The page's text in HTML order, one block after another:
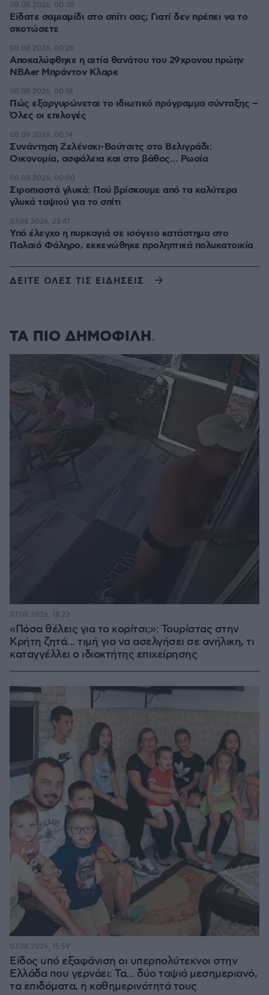
Είδατε σαμιαμίδι στο σπίτι σας; Γιατί δεν πρέπει να το
σκοτώσετε
08.08.2026, 00:30
Αποκαλύφθηκε η αιτία θανάτου του 29χρονου πρώην
NBAer Μπράντον Κλαρκ
08.08.2026, 00:28
Πώς εξαργυρώνεται το ιδιωτικό πρόγραμμα σύνταξης –
Όλες οι επιλογές
08.08.2026, 00:18
Συνάντηση Ζελένσκι-Βούτσιτς στο Βελιγράδι:
Οικονομία, ασφάλεια και στο βάθος... Ρωσία
08.08.2026, 00:14
Σιροπιαστά γλυκά: Πού βρίσκουμε από τα καλύτερα
γλυκά ταψιού για το σπίτι
08.08.2026, 00:00
Υπό έλεγχο η πυρκαγιά σε ισόγειο κατάστημα στο
Παλαιό Φάληρο, εκκενώθηκε προληπτικά πολυκατοικία
07.08.2026, 23:47
ΔΕΙΤΕ ΟΛΕΣ ΤΙΣ ΕΙΔΗΣΕΙΣ
ΤΑ ΠΙΟ ΔΗΜΟΦΙΛΗ
«Πόσα θέλεις για το κορίτσι;»: Τουρίστας στην
Κρήτη ζητά... τιμή για να ασελγήσει σε ανήλικη, τι
καταγγέλλει ο ιδιοκτήτης επιχείρησης
07.08.2026, 18:22
Είδος υπό εξαφάνιση οι υπερπολύτεκνοι στην
Ελλάδα που γερνάει: Τα... δύο ταψιά μεσημεριανό,
τα επιδόματα, η καθημερινότητά τους
07.08.2026, 15:59